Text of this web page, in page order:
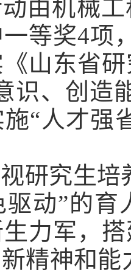
由机械
等奖4项
山东省
识、创造
“人才强
研究生
动”的
力军，
精神和